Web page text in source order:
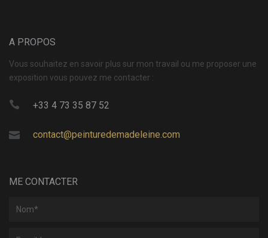
A PROPOS
Vous souhaitez en savoir plus sur mon travail ou me proposer une
exposition vous pouvez me contacter :
+33 4 73 35 87 52
contact@peinturedemadeleine.com
ME CONTACTER